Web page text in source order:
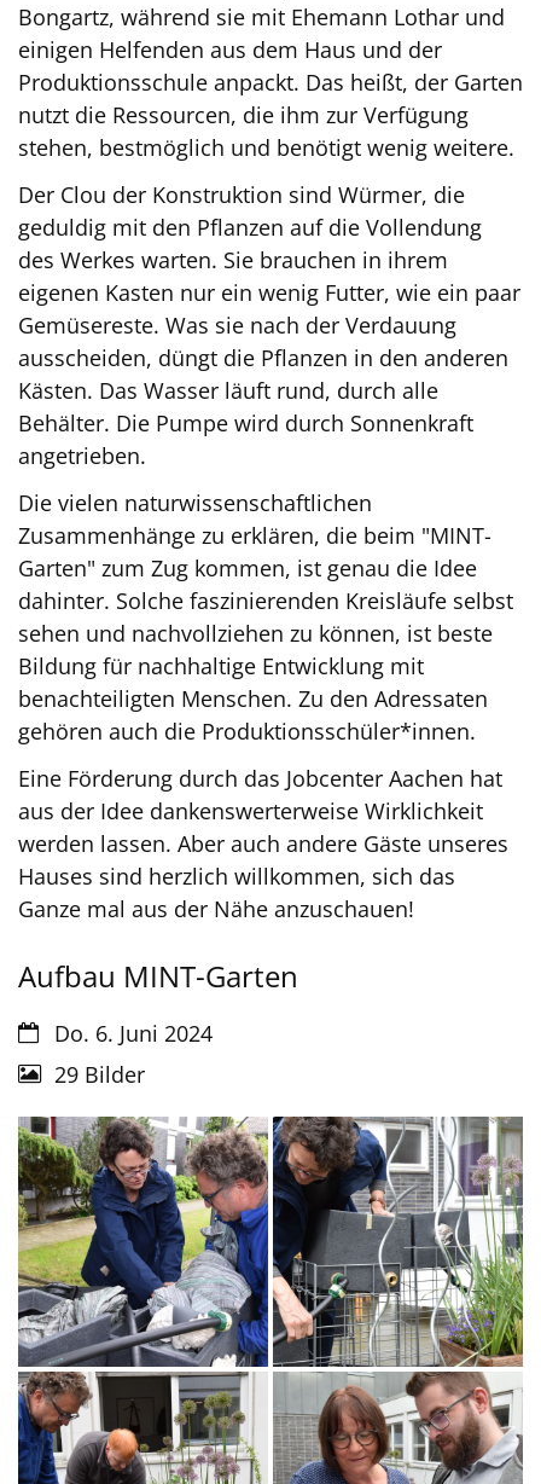
Bongartz, während sie mit Ehemann Lothar und
einigen Helfenden aus dem Haus und der
Produktionsschule anpackt. Das heißt, der Garten
nutzt die Ressourcen, die ihm zur Verfügung
stehen, bestmöglich und benötigt wenig weitere.
Der Clou der Konstruktion sind Würmer, die
geduldig mit den Pflanzen auf die Vollendung
des Werkes warten. Sie brauchen in ihrem
eigenen Kasten nur ein wenig Futter, wie ein paar
Gemüsereste. Was sie nach der Verdauung
ausscheiden, düngt die Pflanzen in den anderen
Kästen. Das Wasser läuft rund, durch alle
Behälter. Die Pumpe wird durch Sonnenkraft
angetrieben.
Die vielen naturwissenschaftlichen
Zusammenhänge zu erklären, die beim "MINT-
Garten" zum Zug kommen, ist genau die Idee
dahinter. Solche faszinierenden Kreisläufe selbst
sehen und nachvollziehen zu können, ist beste
Bildung für nachhaltige Entwicklung mit
benachteiligten Menschen. Zu den Adressaten
gehören auch die Produktionsschüler*innen.
Eine Förderung durch das Jobcenter Aachen hat
aus der Idee dankenswerterweise Wirklichkeit
werden lassen. Aber auch andere Gäste unseres
Hauses sind herzlich willkommen, sich das
Ganze mal aus der Nähe anzuschauen!
Aufbau MINT-Garten
Datum:Do. 6. Juni 2024
29 Bilder